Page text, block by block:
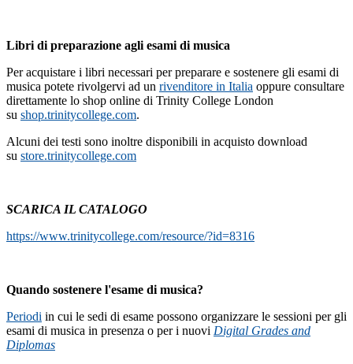
Libri di preparazione agli esami di musica
Per acquistare i libri necessari per preparare e sostenere gli esami di
musica potete rivolgervi ad un rivenditore in Italia oppure consultare
direttamente lo shop online di Trinity College London
su shop.trinitycollege.com.
Alcuni dei testi sono inoltre disponibili in acquisto download
su store.trinitycollege.com
SCARICA IL CATALOGO
https://www.trinitycollege.com/resource/?id=8316
Quando sostenere l'esame di musica?
Periodi in cui le sedi di esame possono organizzare le sessioni per gli
esami di musica in presenza o per i nuovi Digital Grades and
Diplomas